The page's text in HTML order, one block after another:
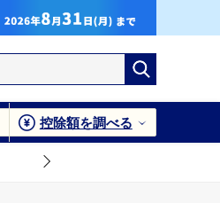
控除額を調べる